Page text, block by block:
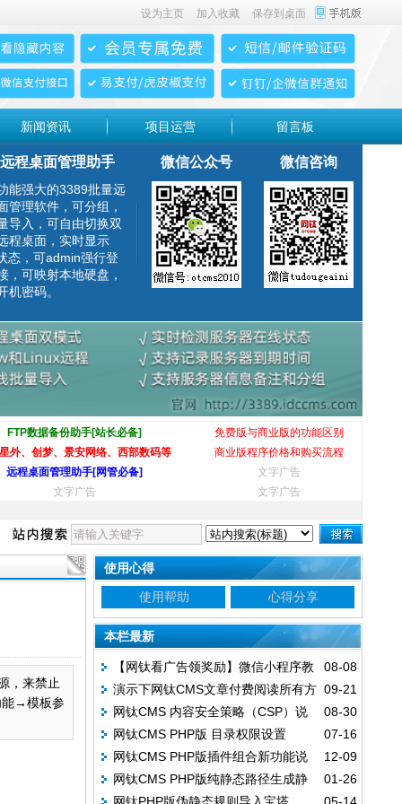
设为主页 加入收藏 保存到桌面
新闻资讯 项目运营 留言板
程桌面管理助手
能强大的3389批量远
管理软件，可分组，
导入，可自由切换双
程桌面，实时显示
态，可admin强行登
，可映射本地硬盘，
机密码。
微信公众号 微信咨询
FTP数据备份助手[站长必备]
免费版与商业版的功能区别
外、创梦、景安网络、西部数码等
商业版程序价格和购买流程
远程桌面管理助手[网管必备]
文字广告
文字广告
文字广告
，来禁止
能→模板参
使用心得
使用帮助
心得分享
本栏最新
08-08
【网钛看广告领奖励】微信小程序教
程
09-21
演示下网钛CMS文章付费阅读所有方
式
08-30
网钛CMS 内容安全策略（CSP）说
明
07-16
网钛CMS PHP版 目录权限设置
12-09
网钛CMS PHP版插件组合新功能说
明
01-26
网钛CMS PHP版纯静态路径生成静